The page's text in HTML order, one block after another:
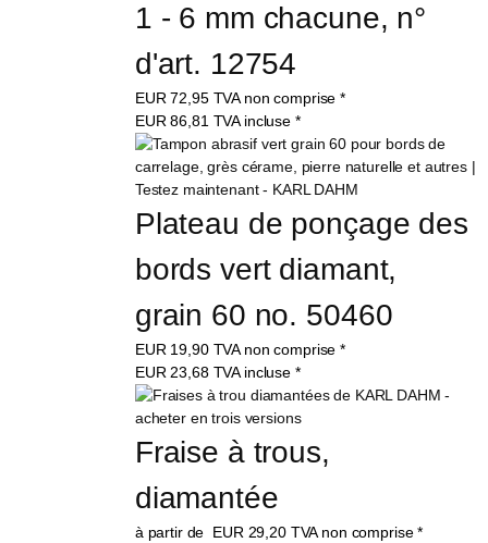
1 - 6 mm chacune, n°
d'art. 12754
EUR72,95 TVA non comprise *
EUR86,81 TVA incluse *
Plateau de ponçage des
bords vert diamant,
grain 60 no. 50460
EUR 19,90 TVA non comprise *
EUR23,68 TVA incluse *
Fraise à trous,
diamantée
à partir de EUR 29,20 TVA non comprise *